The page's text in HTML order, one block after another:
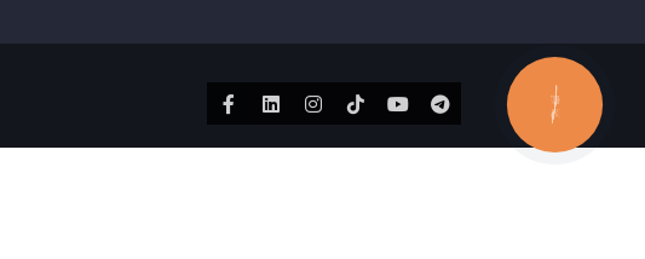
Facebook
LinkedinInstagram
TiktokYoutubeTelegram
КНОПКА
ЗВ'ЯЗКУ